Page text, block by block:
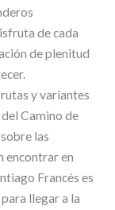
de cada
de plenitud
y variantes
Camino de
las
encontrar en
Francés es
llegar a la